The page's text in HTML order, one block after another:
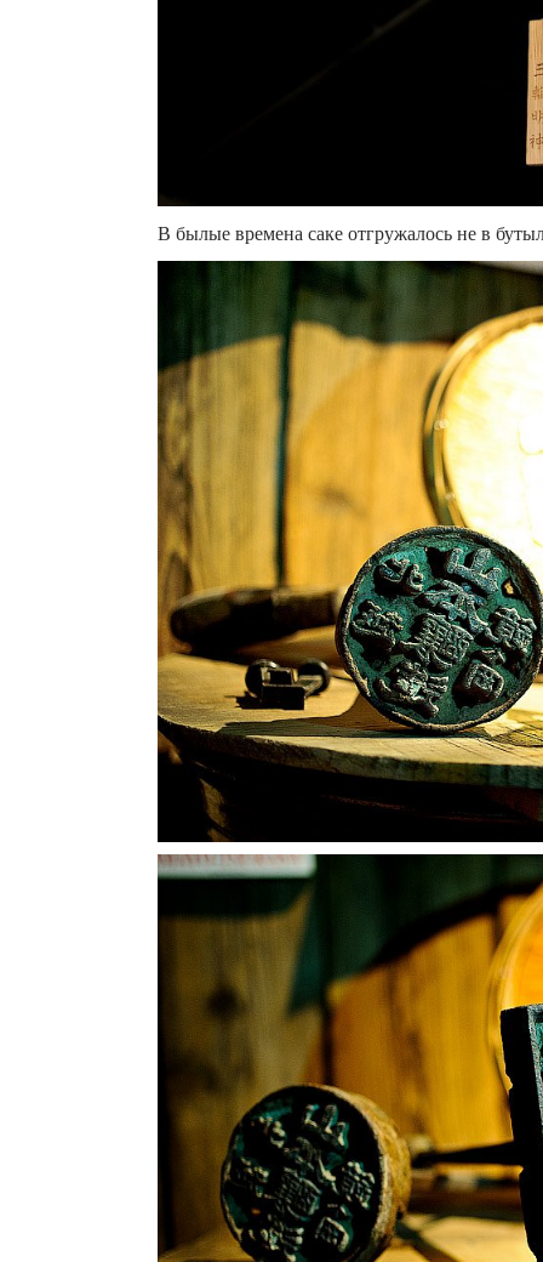
В былые времена саке отгружалось не в